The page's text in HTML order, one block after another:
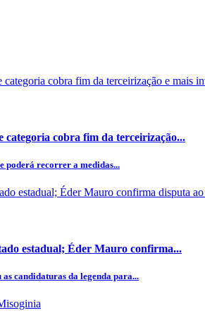
categoria cobra fim da terceirização...
poderá recorrer a medidas...
estadual; Éder Mauro confirma...
candidaturas da legenda para...